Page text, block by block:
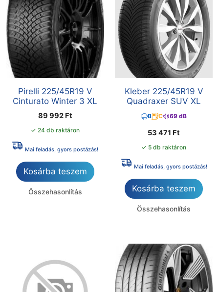
Pirelli 225/45R19 V
Cinturato Winter 3 XL
89 992 Ft
✓ 24 db raktáron
Mai feladás, gyors postázás!
Kosárba teszem
Összehasonlítás
Kleber 225/45R19 V
Quadraxer SUV XL
B C 69 dB
53 471 Ft
✓ 5 db raktáron
Mai feladás, gyors postázás!
Kosárba teszem
Összehasonlítás